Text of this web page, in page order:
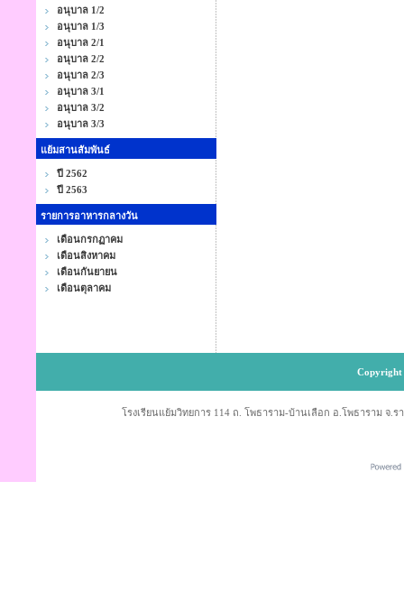
อนุบาล 1/2
อนุบาล 1/3
อนุบาล 2/1
อนุบาล 2/2
อนุบาล 2/3
อนุบาล 3/1
อนุบาล 3/2
อนุบาล 3/3
แย้มสานสัมพันธ์
ปี 2562
ปี 2563
รายการอาหารกลางวัน
เดือนกรกฏาคม
เดือนสิงหาคม
เดือนกันยายน
เดือนตุลาคม
Copyright
โรงเรียนแย้มวิทยการ 114 ถ. โพธาราม-บ้านเลือก อ.โพธาราม จ.